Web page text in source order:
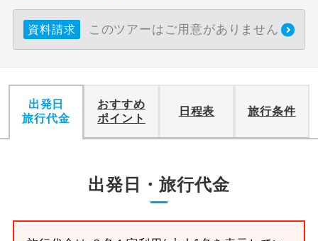
資料請求 このツアーはご用意がありません
出発日
旅行代金
おすすめ
ポイント
日程表 旅行条件
出発日・旅行代金
おひとり様バ
おひとり様でバス席を2席利⽤できま
す。